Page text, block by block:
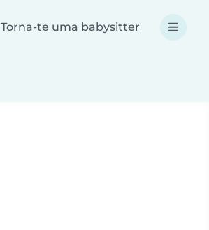
Torna-te uma babysitter